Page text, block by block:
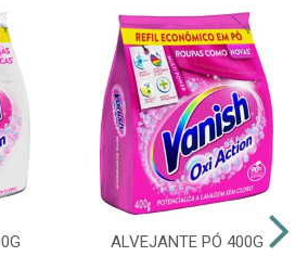
ALVEJANTE PÓ 400G